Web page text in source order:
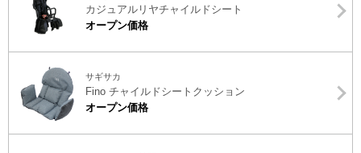
カジュアルリヤチャイルドシート
オープン価格
サギサカ
Fino チャイルドシートクッション
オープン価格